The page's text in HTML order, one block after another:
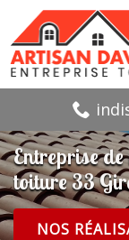
Entreprise
toiture 33
NOS